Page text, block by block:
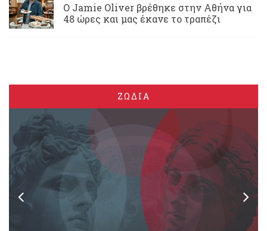
Ο Jamie Oliver βρέθηκε στην Αθήνα για
48 ώρες και μας έκανε το τραπέζι
ΖΩΔΙΑ